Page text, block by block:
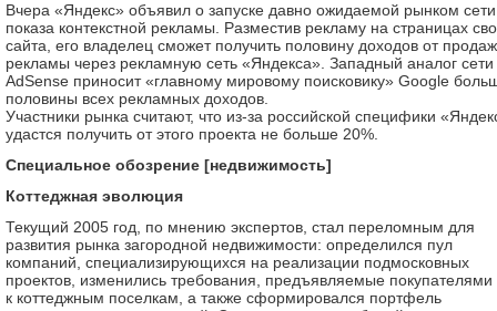
Вчера «Яндекс» объявил о запуске давно ожидаемой рынком сети
показа контекстной рекламы. Разместив рекламу на страницах
сайта, его владелец сможет получить половину доходов от
рекламы через рекламную сеть «Яндекса». Западный аналог сети
AdSense приносит «главному мировому поисковику» Google
половины всех рекламных доходов.
Участники рынка считают, что из-за российской специфики
удастся получить от этого проекта не больше 20%.
Cпециальное обозрение [недвижимость]
Коттеджная эволюция
Текущий 2005 год, по мнению экспертов, стал переломным для
развития рынка загородной недвижимости: определился пул
компаний, специализирующихся на реализации подмосковных
проектов, изменились требования, предъявляемые покупателями
к коттеджным поселкам, а также сформировался портфель